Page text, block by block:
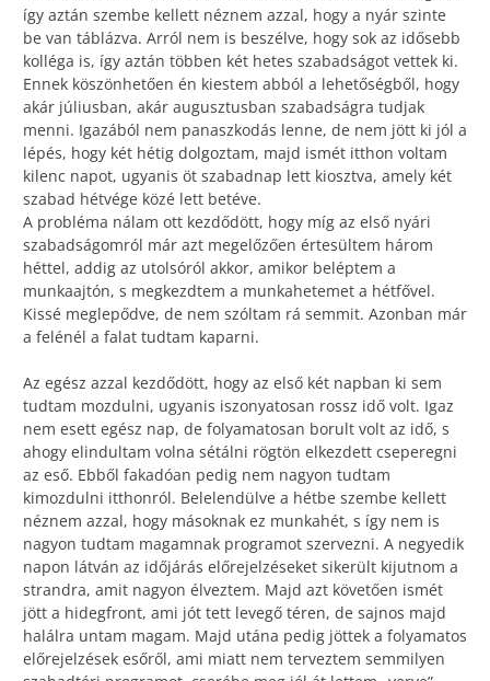
így aztán szembe kellett néznem azzal, hogy a nyár szinte
be van táblázva. Arról nem is beszélve, hogy sok az idősebb
kolléga is, így aztán többen két hetes szabadságot vettek ki.
Ennek köszönhetően én kiestem abból a lehetőségből, hogy
akár júliusban, akár augusztusban szabadságra tudjak
menni. Igazából nem panaszkodás lenne, de nem jött ki jól a
lépés, hogy két hétig dolgoztam, majd ismét itthon voltam
kilenc napot, ugyanis öt szabadnap lett kiosztva, amely két
szabad hétvége közé lett betéve.
A probléma nálam ott kezdődött, hogy míg az első nyári
szabadságomról már azt megelőzően értesültem három
héttel, addig az utolsóról akkor, amikor beléptem a
munkaajtón, s megkezdtem a munkahetemet a hétfővel.
Kissé meglepődve, de nem szóltam rá semmit. Azonban már
a felénél a falat tudtam kaparni.
Az egész azzal kezdődött, hogy az első két napban ki sem
tudtam mozdulni, ugyanis iszonyatosan rossz idő volt. Igaz
nem esett egész nap, de folyamatosan borult volt az idő, s
ahogy elindultam volna sétálni rögtön elkezdett cseperegni
az eső. Ebből fakadóan pedig nem nagyon tudtam
kimozdulni itthonról. Belelendülve a hétbe szembe kellett
néznem azzal, hogy másoknak ez munkahét, s így nem is
nagyon tudtam magamnak programot szervezni. A negyedik
napon látván az időjárás előrejelzéseket sikerült kijutnom a
strandra, amit nagyon élveztem. Majd azt követően ismét
jött a hidegfront, ami jót tett levegő téren, de sajnos majd
halálra untam magam. Majd utána pedig jöttek a folyamatos
előrejelzések esőről, ami miatt nem terveztem semmilyen